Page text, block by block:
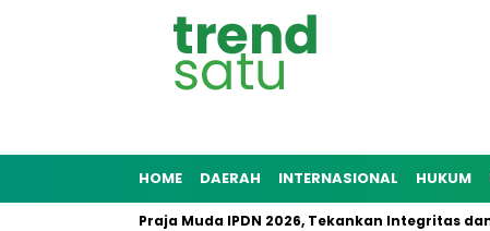
HOME DAERAH INTERNASIONAL HUKUM
Pamong Praja Muda IPDN 2026, Tekankan Integritas dan